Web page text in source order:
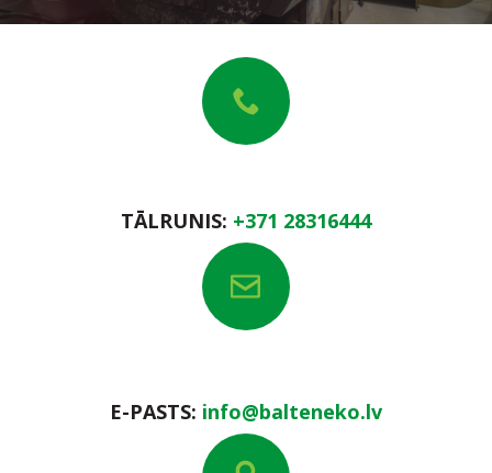
APSAIMNIEKOŠANA
SIA BALTENEKO TARIFI
SIA WESEMANN-SILTUMS TARIFS
IEPIRKUMI
TĀLRUNIS: +371 28316444
E-PASTS: info@balteneko.lv